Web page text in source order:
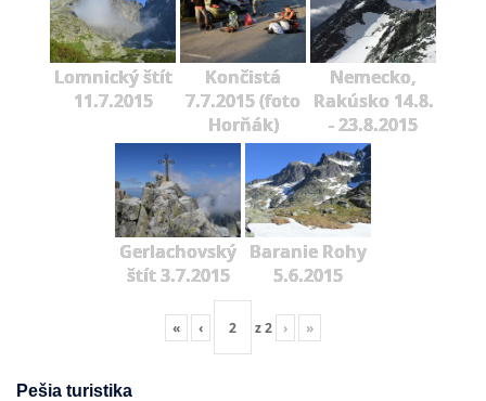
Lomnický štít
11.7.2015
Končistá
7.7.2015 (foto
Horňák)
Nemecko,
Rakúsko 14.8.
- 23.8.2015
Gerlachovský
štít 3.7.2015
Baranie Rohy
5.6.2015
« ‹ z2 › »
Pešia turistika